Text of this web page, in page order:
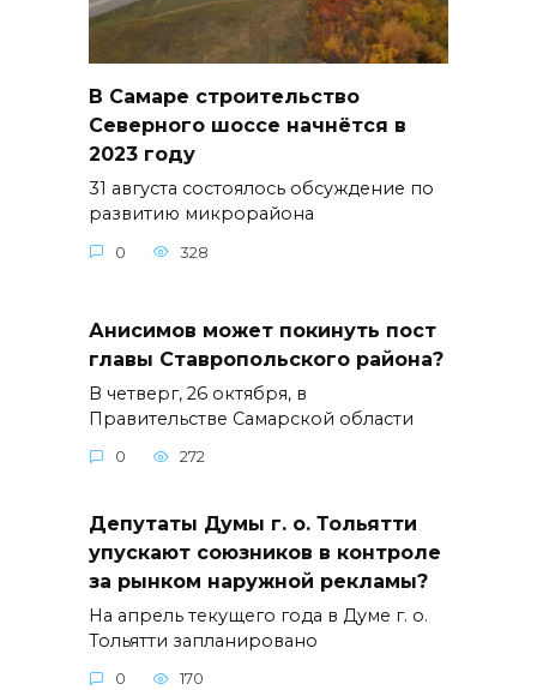
В Самаре строительство
Северного шоссе начнётся в
2023 году
31 августа состоялось обсуждение по
развитию микрорайона
0 328
Анисимов может покинуть пост
главы Ставропольского района?
В четверг, 26 октября, в
Правительстве Самарской области
0 272
Депутаты Думы г. о. Тольятти
упускают союзников в контроле
за рынком наружной рекламы?
На апрель текущего года в Думе г. о.
Тольятти запланировано
0 170